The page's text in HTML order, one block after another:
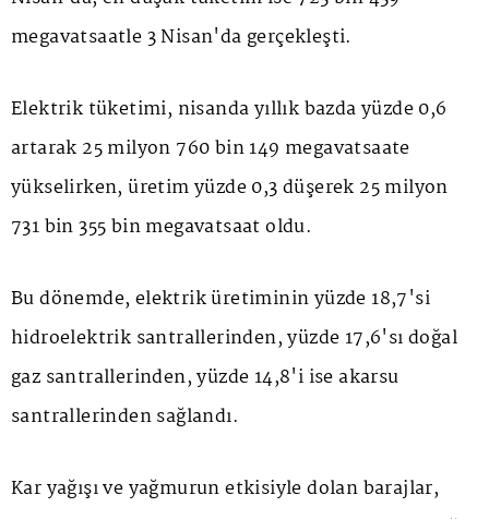
megavatsaatle 3 Nisan'da gerçekleşti.
Elektrik tüketimi, nisanda yıllık bazda yüzde 0,6
artarak 25 milyon 760 bin 149 megavatsaate
yükselirken, üretim yüzde 0,3 düşerek 25 milyon
731 bin 355 bin megavatsaat oldu.
Bu dönemde, elektrik üretiminin yüzde 18,7'si
hidroelektrik santrallerinden, yüzde 17,6'sı doğal
gaz santrallerinden, yüzde 14,8'i ise akarsu
santrallerinden sağlandı.
Kar yağışı ve yağmurun etkisiyle dolan barajlar,